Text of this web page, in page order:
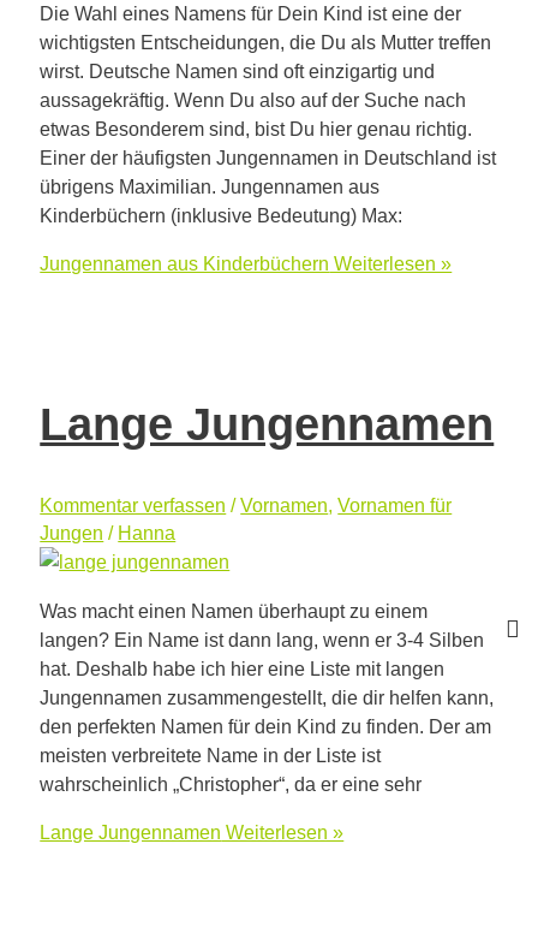
Die Wahl eines Namens für Dein Kind ist eine der
wichtigsten Entscheidungen, die Du als Mutter treffen
wirst. Deutsche Namen sind oft einzigartig und
aussagekräftig. Wenn Du also auf der Suche nach
etwas Besonderem sind, bist Du hier genau richtig.
Einer der häufigsten Jungennamen in Deutschland ist
übrigens Maximilian. Jungennamen aus
Kinderbüchern (inklusive Bedeutung) Max:
Jungennamen aus Kinderbüchern Weiterlesen »
Lange Jungennamen
Kommentar verfassen /Vornamen,Vornamen für
Jungen / Hanna
Was macht einen Namen überhaupt zu einem
langen? Ein Name ist dann lang, wenn er 3-4 Silben
hat. Deshalb habe ich hier eine Liste mit langen
Jungennamen zusammengestellt, die dir helfen kann,
den perfekten Namen für dein Kind zu finden. Der am
meisten verbreitete Name in der Liste ist
wahrscheinlich „Christopher“, da er eine sehr
Lange Jungennamen Weiterlesen »